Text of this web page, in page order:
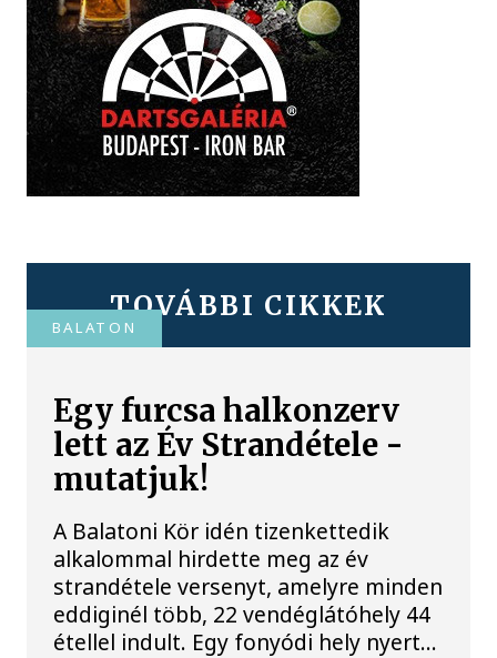
TOVÁBBI CIKKEK
BALATON
Egy furcsa halkonzerv
lett az Év Strandétele -
mutatjuk!
A Balatoni Kör idén tizenkettedik
alkalommal hirdette meg az év
strandétele versenyt, amelyre minden
eddiginél több, 22 vendéglátóhely 44
étellel indult. Egy fonyódi hely nyert...